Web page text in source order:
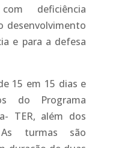
deficiência
desenvolvimento
e para a defesa
15 em 15 dias e
do Programa
TER, além dos
As turmas são